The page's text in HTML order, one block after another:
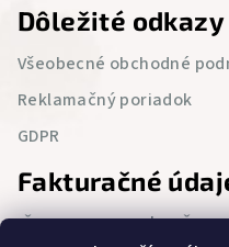
Dôležité odkazy
Všeobecné obchodné
Reklamačný poriadok
GDPR
Fakturačné
IČO : 52 543 986 | DIČ :